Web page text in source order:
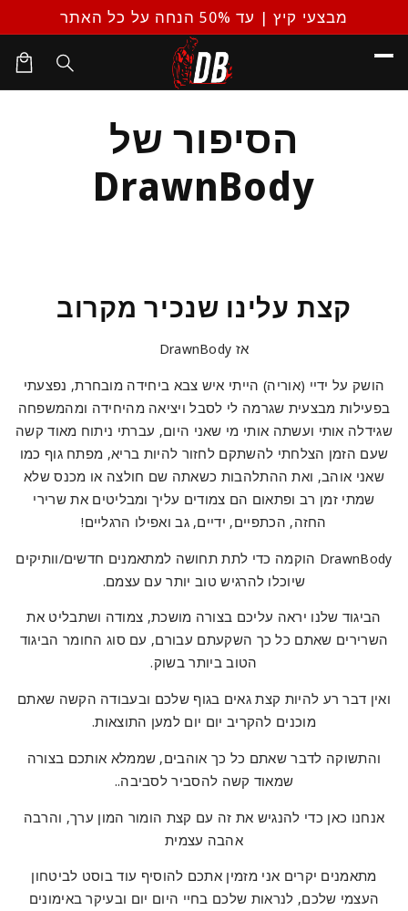
דילוג
לתוכן
מבצעי קיץ | עד 50% הנחה על כל האתר
הסיפור של
DrawnBody
קצת עלינו שנכיר מקרוב
אז DrawnBody
הושק על ידיי (אוריה) הייתי איש צבא ביחידה מובחרת, נפצעתי
בפעילות מבצעית שגרמה לי לסבל ויציאה מהיחידה ומהמשפחה
שגידלה אותי ועשתה אותי מי שאני היום, עברתי ניתוח מאוד קשה
שעם הזמן הצלחתי להשתקם לחזור להיות בריא, מפתח גוף כמו
שאני אוהב, ואת ההתלהבות כשאתה שם חולצה או מכנס שלא
שמתי זמן רב ופתאום הם צמודים עליך ומבליטים את שרירי
החזה, הכתפיים, ידיים, גב ואפילו הרגליים!
DrawnBody הוקמה כדי לתת תחושה למתאמנים חדשים/וותיקים
שיוכלו להרגיש טוב יותר עם עצמם.
הביגוד שלנו יראה עליכם בצורה מושכת, צמודה ושתבליט את
השרירים שאתם כל כך השקעתם עבורם, עם סוג החומר הביגוד
הטוב ביותר בשוק.
ואין דבר רע להיות קצת גאים בגוף שלכם ובעבודה הקשה שאתם
מוכנים להקריב יום יום למען התוצאות.
והתשוקה לדבר שאתם כל כך אוהבים, שממלא אותכם בצורה
שמאוד קשה להסביר לסביבה..
אנחנו כאן כדי להנגיש את זה עם קצת הומור המון ערך, והרבה
אהבה עצמית
מתאמנים יקרים אני מזמין אתכם להוסיף עוד בוסט לביטחון
העצמי שלכם, לנראות שלכם בחיי היום יום ובעיקר באימונים